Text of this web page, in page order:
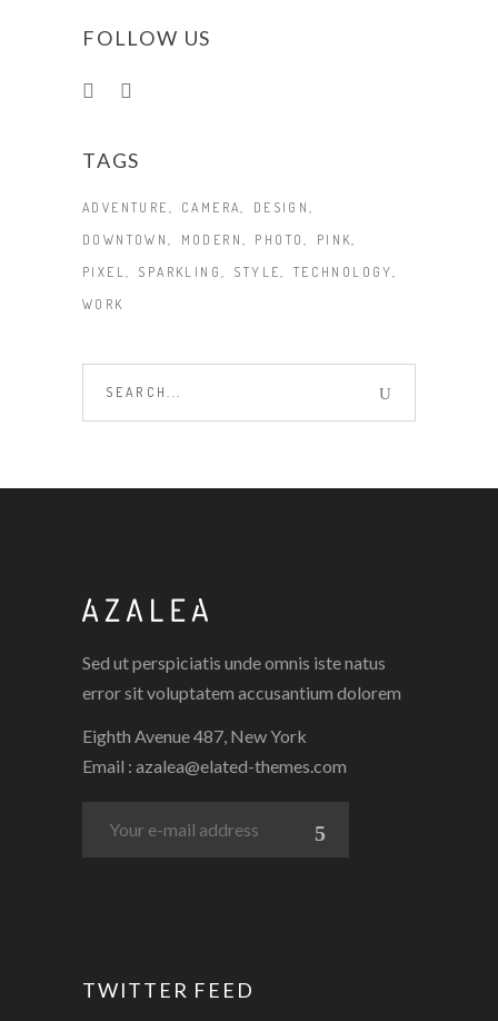
FOLLOW US
TAGS
ADVENTURE CAMERA
DESIGN
DOWNTOWN
MODERN PHOTO
PINK
PIXEL
SPARKLING STYLE
TECHNOLOGY
WORK
Sed ut perspiciatis unde omnis iste natus
error sit voluptatem accusantium dolorem
Eighth Avenue 487, New York
Email : azalea@elated-themes.com
TWITTER FEED